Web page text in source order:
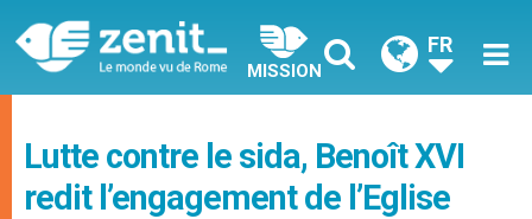
MISSION
FR
Lutte contre le sida, Benoît XVI
redit l’engagement de l’Eglise